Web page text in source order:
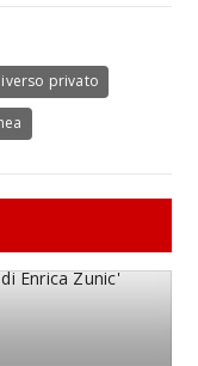
privato